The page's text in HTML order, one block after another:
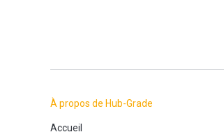
À propos de Hub-Grade
Accueil